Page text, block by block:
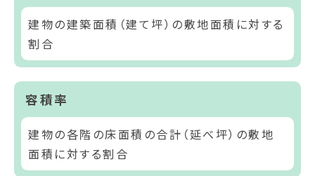
建物の建築面積（建て坪）の敷地面積に対する
割合
容積率
建物の各階の床面積の合計（延べ坪）の敷地
面積に対する割合